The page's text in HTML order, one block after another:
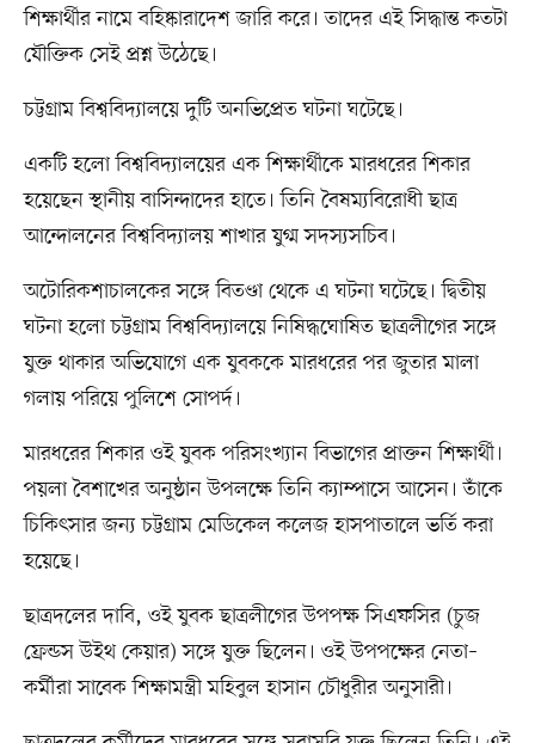
শিক্ষার্থীর নামে বহিষ্কারাদেশ জারি করে। তাদের এই সিদ্ধান্ত কতটা
যৌক্তিক সেই প্রশ্ন উঠেছে।
চট্টগ্রাম বিশ্ববিদ্যালয়ে দুটি অনভিপ্রেত ঘটনা ঘটেছে।
একটি হলো বিশ্ববিদ্যালয়ের এক শিক্ষার্থীকে মারধরের শিকার
হয়েছেন স্থানীয় বাসিন্দাদের হাতে। তিনি বৈষম্যবিরোধী ছাত্র
আন্দোলনের বিশ্ববিদ্যালয় শাখার যুগ্ম সদস্যসচিব।
অটোরিকশাচালকের সঙ্গে বিতণ্ডা থেকে এ ঘটনা ঘটেছে। দ্বিতীয়
ঘটনা হলো চট্টগ্রাম বিশ্ববিদ্যালয়ে নিষিদ্ধঘোষিত ছাত্রলীগের সঙ্গে
যুক্ত থাকার অভিযোগে এক যুবককে মারধরের পর জুতার মালা
গলায় পরিয়ে পুলিশে সোপর্দ।
মারধরের শিকার ওই যুবক পরিসংখ্যান বিভাগের প্রাক্তন শিক্ষার্থী।
পয়লা বৈশাখের অনুষ্ঠান উপলক্ষে তিনি ক্যাম্পাসে আসেন। তাঁকে
চিকিৎসার জন্য চট্টগ্রাম মেডিকেল কলেজ হাসপাতালে ভর্তি করা
হয়েছে।
ছাত্রদলের দাবি, ওই যুবক ছাত্রলীগের উপপক্ষ সিএফসির (চুজ
ফ্রেন্ডস উইথ কেয়ার) সঙ্গে যুক্ত ছিলেন। ওই উপপক্ষের নেতা–
কর্মীরা সাবেক শিক্ষামন্ত্রী মহিবুল হাসান চৌধুরীর অনুসারী।